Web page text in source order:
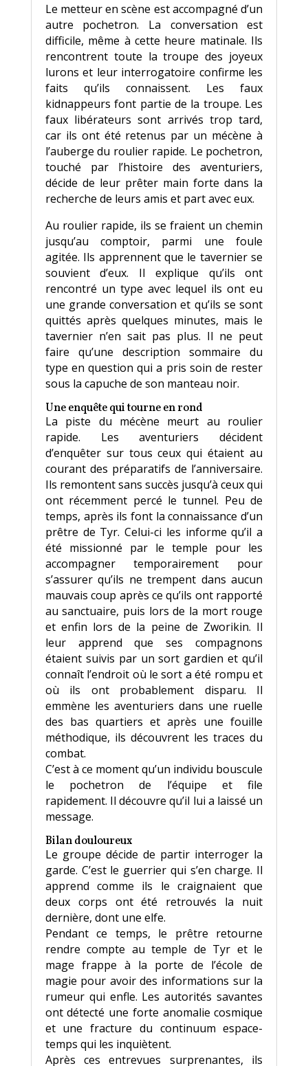
Le metteur en scène est accompagné d’un
autre pochetron. La conversation est
difficile, même à cette heure matinale. Ils
rencontrent toute la troupe des joyeux
lurons et leur interrogatoire confirme les
faits qu’ils connaissent. Les faux
kidnappeurs font partie de la troupe. Les
faux libérateurs sont arrivés trop tard,
car ils ont été retenus par un mécène à
l’auberge du roulier rapide. Le pochetron,
touché par l’histoire des aventuriers,
décide de leur prêter main forte dans la
recherche de leurs amis et part avec eux.
Au roulier rapide, ils se fraient un chemin
jusqu’au comptoir, parmi une foule
agitée. Ils apprennent que le tavernier se
souvient d’eux. Il explique qu’ils ont
rencontré un type avec lequel ils ont eu
une grande conversation et qu’ils se sont
quittés après quelques minutes, mais le
tavernier n’en sait pas plus. Il ne peut
faire qu’une description sommaire du
type en question qui a pris soin de rester
sous la capuche de son manteau noir.
Une enquête qui tourne en rond
La piste du mécène meurt au roulier
rapide. Les aventuriers décident
d’enquêter sur tous ceux qui étaient au
courant des préparatifs de l’anniversaire.
Ils remontent sans succès jusqu’à ceux qui
ont récemment percé le tunnel. Peu de
temps, après ils font la connaissance d’un
prêtre de Tyr. Celui-ci les informe qu’il a
été missionné par le temple pour les
accompagner temporairement pour
s’assurer qu’ils ne trempent dans aucun
mauvais coup après ce qu’ils ont rapporté
au sanctuaire, puis lors de la mort rouge
et enfin lors de la peine de Zworikin. Il
leur apprend que ses compagnons
étaient suivis par un sort gardien et qu’il
connaît l’endroit où le sort a été rompu et
où ils ont probablement disparu. Il
emmène les aventuriers dans une ruelle
des bas quartiers et après une fouille
méthodique, ils découvrent les traces du
combat.
C’est à ce moment qu’un individu bouscule
le pochetron de l’équipe et file
rapidement. Il découvre qu’il lui a laissé un
message.
Bilan douloureux
Le groupe décide de partir interroger la
garde. C’est le guerrier qui s’en charge. Il
apprend comme ils le craignaient que
deux corps ont été retrouvés la nuit
dernière, dont une elfe.
Pendant ce temps, le prêtre retourne
rendre compte au temple de Tyr et le
mage frappe à la porte de l’école de
magie pour avoir des informations sur la
rumeur qui enfle. Les autorités savantes
ont détecté une forte anomalie cosmique
et une fracture du continuum espace-
temps qui les inquiètent.
Après ces entrevues surprenantes, ils